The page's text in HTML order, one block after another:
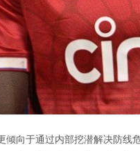
倾向于通过内部挖潜解决防线